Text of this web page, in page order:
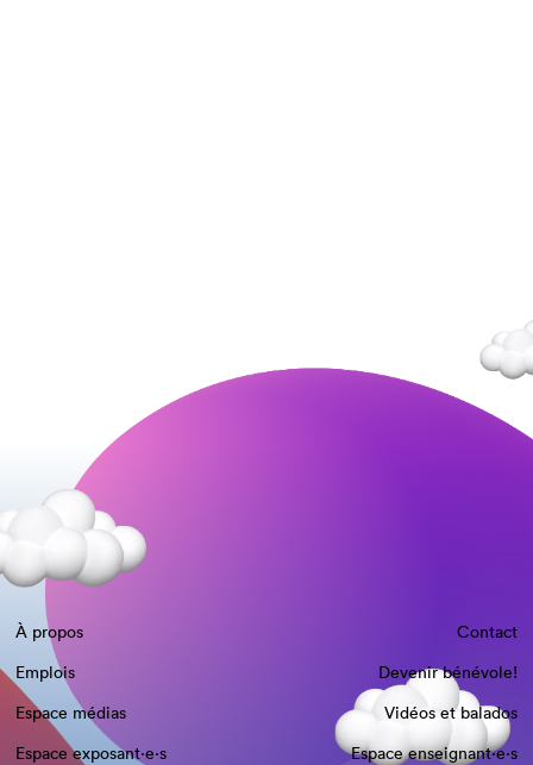
À propos
Contact
Emplois
Devenir bénévole!
Espace médias
Vidéos et balados
Espace exposant·e⋅s
Espace enseignant·e⋅s